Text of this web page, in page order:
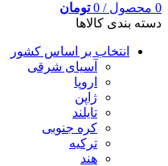
0 محصول /
0 تومان
دسته بندی کالاها
انتخاب بر اساس کشور
آسیای شرقی
اروپا
ژاپن
تایلند
کره جنوبی
ترکیه
هند